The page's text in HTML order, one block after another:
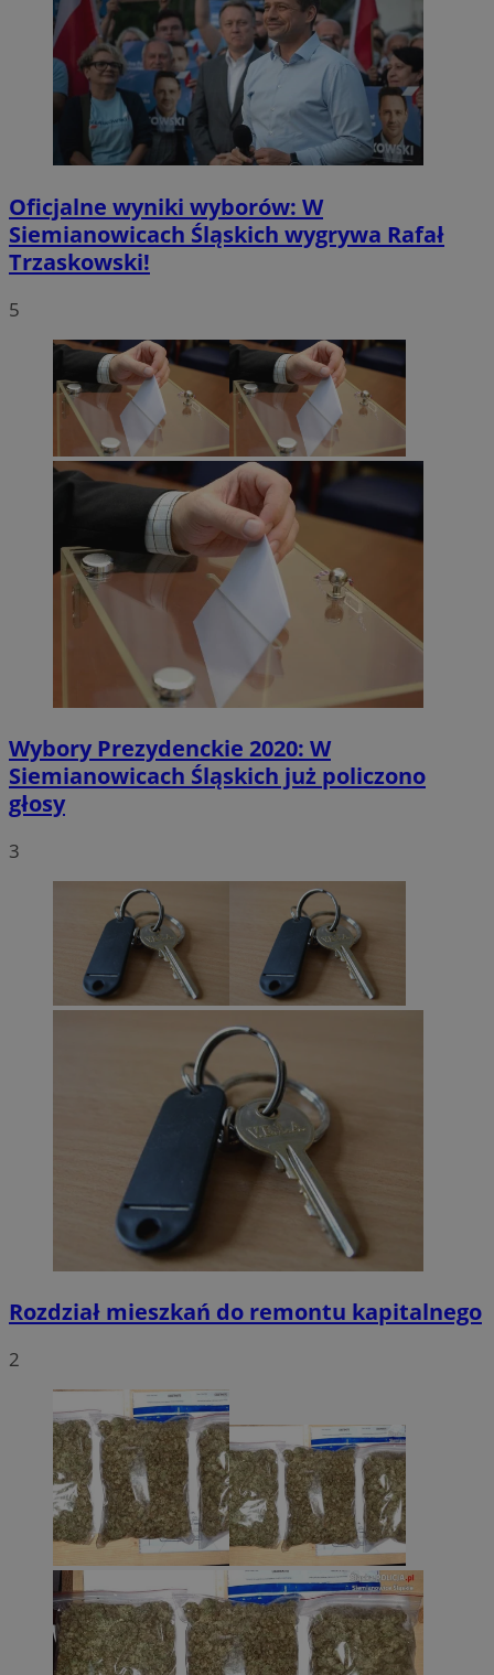
Oficjalne wyniki wyborów: W
Siemianowicach Śląskich wygrywa Rafał
Trzaskowski!
5
Wybory Prezydenckie 2020: W
Siemianowicach Śląskich już policzono
głosy
3
Rozdział mieszkań do remontu kapitalnego
2